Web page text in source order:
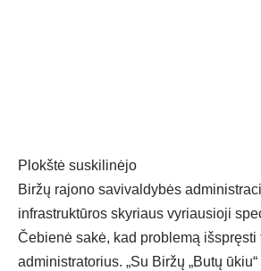
Plokštė suskilinėjo
Biržų rajono savivaldybės
infrastruktūros skyriaus vyriausioji
Čebienė sakė, kad problemą išspręsti
administratorius. „Su Biržų „Butų